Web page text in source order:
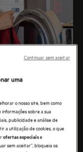
uma
o nosso site, bem como
sobre a sua
publicidade e análise de
a utilização de cookies, o que
ofertas especiaise
sem aceitar”, bloqueia os
Continuar sem aceitar